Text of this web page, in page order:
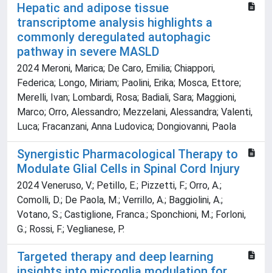
Hepatic and adipose tissue
transcriptome analysis highlights a
commonly deregulated autophagic
pathway in severe MASLD
2024 Meroni, Marica; De Caro, Emilia; Chiappori,
Federica; Longo, Miriam; Paolini, Erika; Mosca, Ettore;
Merelli, Ivan; Lombardi, Rosa; Badiali, Sara; Maggioni,
Marco; Orro, Alessandro; Mezzelani, Alessandra; Valenti,
Luca; Fracanzani, Anna Ludovica; Dongiovanni, Paola
Synergistic Pharmacological Therapy to
Modulate Glial Cells in Spinal Cord Injury
2024 Veneruso, V.; Petillo, E.; Pizzetti, F.; Orro, A.;
Comolli, D.; De Paola, M.; Verrillo, A.; Baggiolini, A.;
Votano, S.; Castiglione, Franca.; Sponchioni, M.; Forloni,
G.; Rossi, F.; Veglianese, P.
Targeted therapy and deep learning